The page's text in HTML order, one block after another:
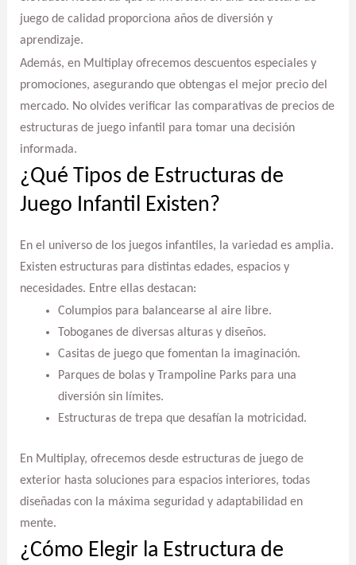
juego de calidad proporciona años de diversión y
aprendizaje.
Además, en Multiplay ofrecemos descuentos especiales y
promociones, asegurando que obtengas el mejor precio del
mercado. No olvides verificar las comparativas de precios de
estructuras de juego infantil para tomar una decisión
informada.
¿Qué Tipos de Estructuras de
Juego Infantil Existen?
En el universo de los juegos infantiles, la variedad es amplia.
Existen estructuras para distintas edades, espacios y
necesidades. Entre ellas destacan:
Columpios para balancearse al aire libre.
Toboganes de diversas alturas y diseños.
Casitas de juego que fomentan la imaginación.
Parques de bolas y Trampoline Parks para una
diversión sin límites.
Estructuras de trepa que desafían la motricidad.
En Multiplay, ofrecemos desde estructuras de juego de
exterior hasta soluciones para espacios interiores, todas
diseñadas con la máxima seguridad y adaptabilidad en
mente.
¿Cómo Elegir la Estructura de